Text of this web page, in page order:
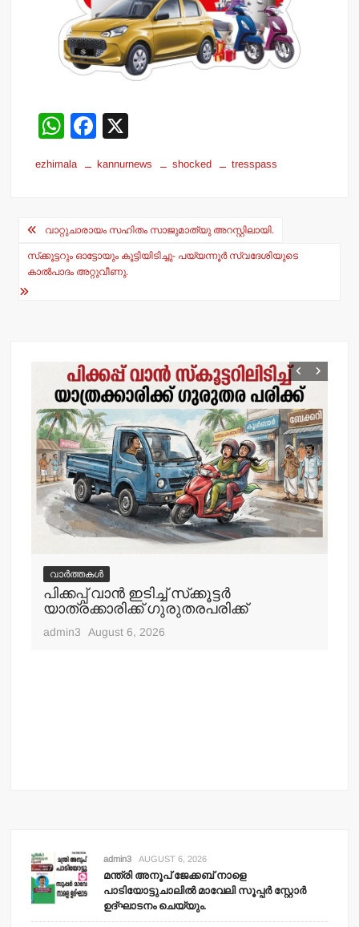
W
at
A
p
p
F
c
b
o
o
ezhimala kannurnews shocked tresspass
Post
navigation
വാറ്റുചാരായം സഹിതം സാജുമാത്യു അറസ്റ്റിലായി.
സ്‌ക്കൂട്ടറും ഓട്ടോയും കൂട്ടിയിടിച്ചു- പയ്യന്നൂര്‍ സ്വദേശിയുടെ
കാല്‍പാദം അറ്റുവീണു.
വാർത്തകൾ
പിക്കപ്പ് വാന്‍ ഇടിച്ച് സ്‌ക്കൂട്ടര്‍
യാത്രക്കാരിക്ക് ഗുരുതരപരിക്ക്
admin3 August 6, 2026
admin3 AUGUST 6, 2026
മന്ത്രി അനൂപ് ജേക്കബ് നാളെ
പാടിയോട്ടുചാലില്‍ മാവേലി സൂപ്പര്‍ സ്റ്റോര്‍
ഉദ്ഘാടനം ചെയ്യും.